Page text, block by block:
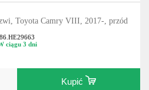
Toyota Camry VIII, 2017-, przód
86.HE29663
ciągu 3 dni
Kupić